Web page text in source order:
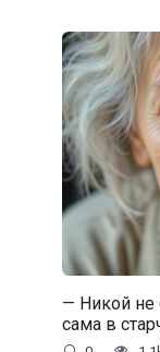
— Никой не
сама в